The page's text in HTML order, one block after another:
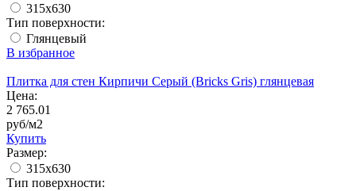
315x630
Тип поверхности:
Глянцевый
В избранное
Плитка для стен Кирпичи Серый (Bricks Gris) глянцевая
Цена:
2 765.01
руб/м2
Купить
Размер:
315x630
Тип поверхности: